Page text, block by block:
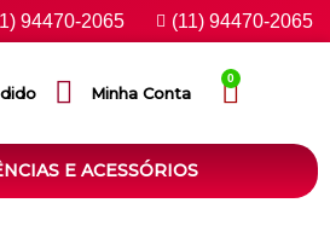
94470-2065 (11) 94470-2065
Minha Conta
0
E ACESSÓRIOS